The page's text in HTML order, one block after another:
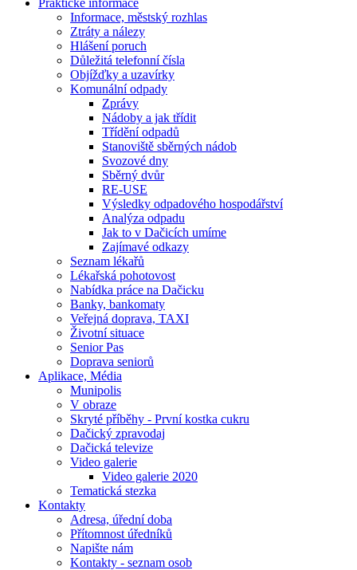
Praktické informace
Informace, městský rozhlas
Ztráty a nálezy
Hlášení poruch
Důležitá telefonní čísla
Objížďky a uzavírky
Komunální odpady
Zprávy
Nádoby a jak třídit
Třídění odpadů
Stanoviště sběrných nádob
Svozové dny
Sběrný dvůr
RE-USE
Výsledky odpadového hospodářství
Analýza odpadu
Jak to v Dačicích umíme
Zajímavé odkazy
Seznam lékařů
Lékařská pohotovost
Nabídka práce na Dačicku
Banky, bankomaty
Veřejná doprava, TAXI
Životní situace
Senior Pas
Doprava seniorů
Aplikace, Média
Munipolis
V obraze
Skryté příběhy - První kostka cukru
Dačický zpravodaj
Dačická televize
Video galerie
Video galerie 2020
Tematická stezka
Kontakty
Adresa, úřední doba
Přítomnost úředníků
Napište nám
Kontakty - seznam osob